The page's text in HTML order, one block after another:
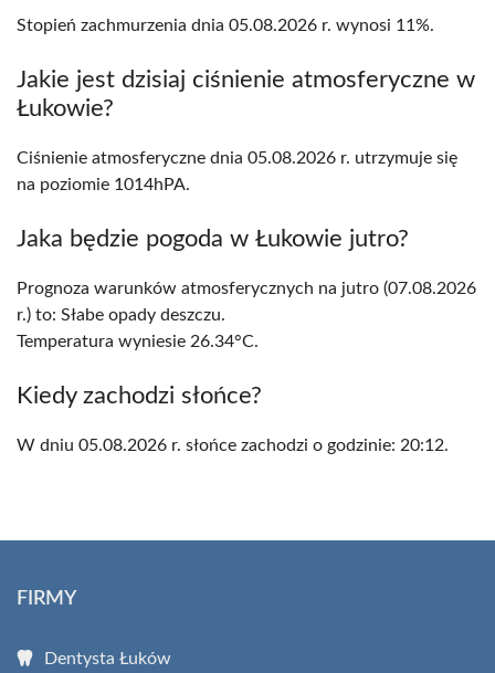
Stopień zachmurzenia dnia 05.08.2026 r. wynosi 11%.
Jakie jest dzisiaj ciśnienie atmosferyczne w
Łukowie?
Ciśnienie atmosferyczne dnia 05.08.2026 r. utrzymuje się
na poziomie 1014hPA.
Jaka będzie pogoda w Łukowie jutro?
Prognoza warunków atmosferycznych na jutro (07.08.2026
r.) to: Słabe opady deszczu.
Temperatura wyniesie 26.34°C.
Kiedy zachodzi słońce?
W dniu 05.08.2026 r. słońce zachodzi o godzinie: 20:12.
FIRMY
Dentysta Łuków